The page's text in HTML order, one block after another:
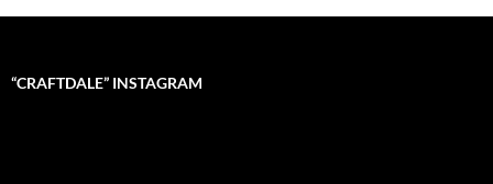
“CRAFTDALE” INSTAGRAM